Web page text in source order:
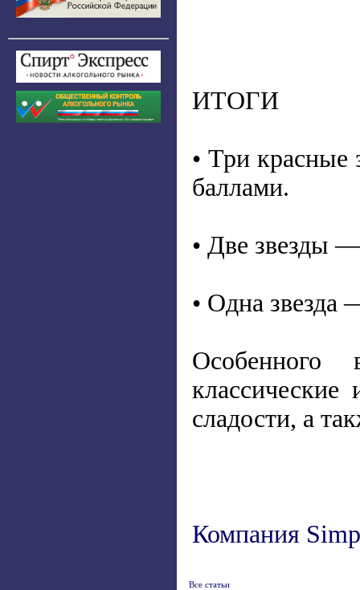
ИТОГИ
• Три
баллами.
• Две звезды
• Одна звезда
Особенного
классические
сладости, а
Компания
Все статьи